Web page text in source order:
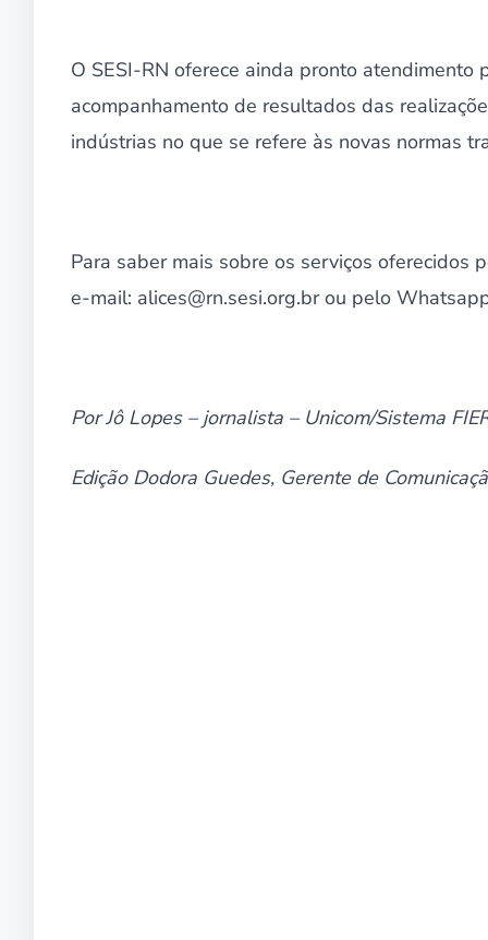
O SESI-RN oferece ainda pronto
acompanhamento de resultados das
indústrias no que se refere às novas normas
Para saber mais sobre os serviços oferecidos
e-mail: alices@rn.sesi.org.br ou pelo
Por Jô Lopes – jornalista – Unicom/Sistema
Edição Dodora Guedes, Gerente de